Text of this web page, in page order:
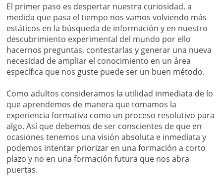
El primer paso es despertar nuestra curiosidad, a
medida que pasa el tiempo nos vamos volviendo más
estáticos en la búsqueda de información y en nuestro
descubrimiento experimental del mundo por ello
hacernos preguntas, contestarlas y generar una nueva
necesidad de ampliar el conocimiento en un área
específica que nos guste puede ser un buen método.
Como adultos consideramos la utilidad inmediata de lo
que aprendemos de manera que tomamos la
experiencia formativa como un proceso resolutivo para
algo. Así que debemos de ser conscientes de que en
ocasiones tenemos una visión absoluta e inmediata y
podemos intentar priorizar en una formación a corto
plazo y no en una formación futura que nos abra
puertas.